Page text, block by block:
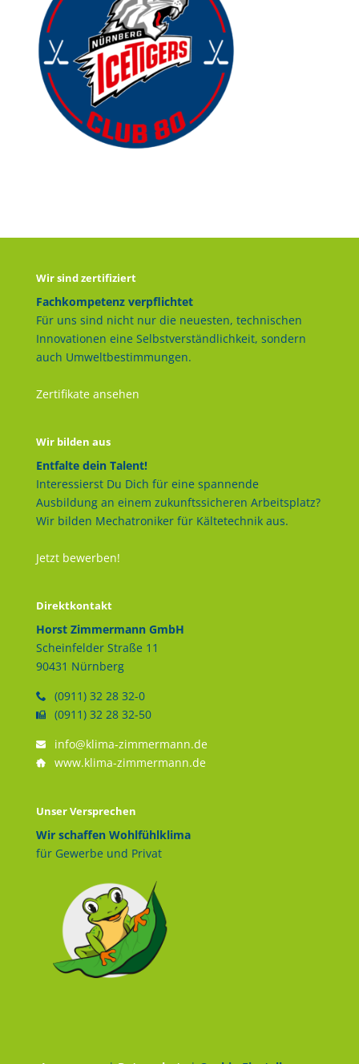
Wir sind zertifiziert
Fachkompetenz verpflichtet
Für uns sind nicht nur die neuesten, technischen
Innovationen eine Selbstverständlichkeit, sondern
auch Umweltbestimmungen.
Zertifikate ansehen
Wir bilden aus
Entfalte dein Talent!
Interessierst Du Dich für eine spannende
Ausbildung an einem zukunftssicheren Arbeitsplatz?
Wir bilden Mechatroniker für Kältetechnik aus.
Jetzt bewerben!
Direktkontakt
Horst Zimmermann GmbH
Scheinfelder Straße 11
90431 Nürnberg
(0911) 32 28 32-0
(0911) 32 28 32-50
info@klima-zimmermann.de
www.klima-zimmermann.de
Unser Versprechen
Wir schaffen Wohlfühlklima
für Gewerbe und Privat